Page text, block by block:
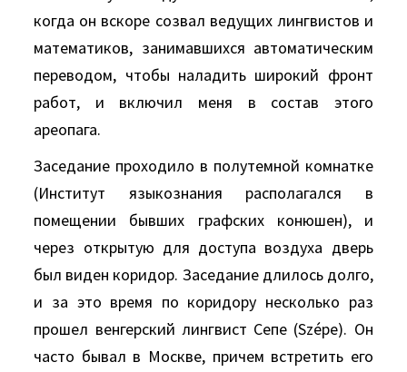
когда он вскоре созвал ведущих лингвистов и
математиков, занимавшихся автоматическим
переводом, чтобы наладить широкий фронт
работ, и включил меня в состав этого
ареопага.
Заседание проходило в полутемной комнатке
(Институт языкознания располагался в
помещении бывших графских конюшен), и
через открытую для доступа воздуха дверь
был виден коридор. Заседание длилось долго,
и за это время по коридору несколько раз
прошел венгерский лингвист Сепе (Szépe). Он
часто бывал в Москве, причем встретить его